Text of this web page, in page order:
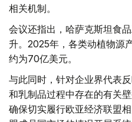
相关机制。
会议还指出，哈萨克斯坦食
升。2025年，各类动植物源
约为70亿美元。
与此同时，针对企业界代表
和乳制品过程中存在的有关
确保切实履行欧亚经济联盟